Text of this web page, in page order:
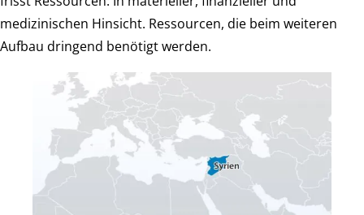
medizinischen Hinsicht. Ressourcen, die beim weiteren
Aufbau dringend benötigt werden.